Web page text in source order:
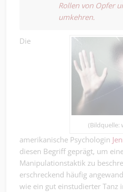
Rollen von Opfer
umkehren.
(Bildquelle:
Die
amerikanische Psychologin
diesen Begriff geprägt, um
Manipulationstaktik zu
erschreckend häufig
wie ein gut einstudierter Tanz